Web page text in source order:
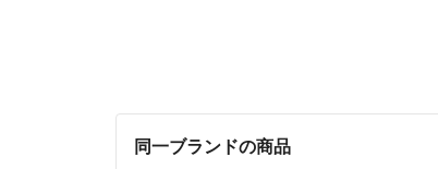
同一ブランドの商品